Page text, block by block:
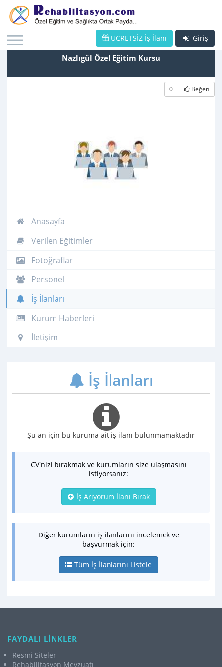
Giriş
ÜCRETSİZ İş İlanı
Nazlıgül Özel Eğitim Kursu
0 Beğen
Anasayfa
Verilen Eğitimler
Fotoğraflar
Personel
İş İlanları
Kurum Haberleri
İletişim
İş İlanları
Şu an için bu kuruma ait iş ilanı bulunmamaktadır
CV'nizi bırakmak ve kurumların size ulaşmasını
istiyorsanız:
İş Arıyorum İlanı Bırak
Diğer kurumların iş ilanlarını incelemek ve
başvurmak için:
Tüm İş İlanlarını Listele
FAYDALI LİNKLER
Resmi Siteler
Rehabilitasyon Mevzuatı